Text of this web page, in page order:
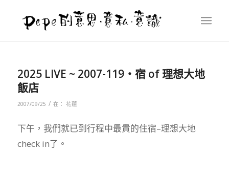
2025 LIVE ~ 2007-119‧宿 of 理想大地
飯店
2007/09/25 / 在： 花蓮
下午，我們就已到行程中最貴的住宿–理想大地
check in了。